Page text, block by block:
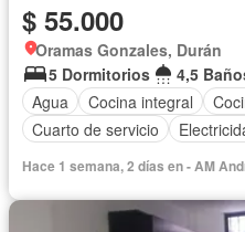
$ 55.000
Oramas Gonzales, Durán
5 Dormitorios
4,5
Agua
Cocina integral
Cuarto de servicio
Hace 1 semana, 2 días en - AM